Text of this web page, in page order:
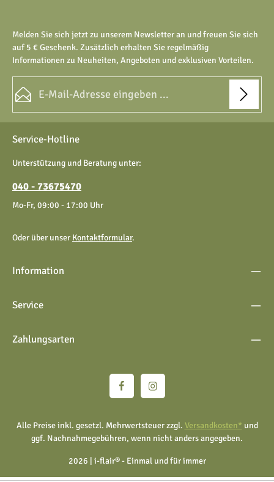
Melden Sie sich jetzt zu unserem Newsletter an und freuen Sie sich
auf 5 € Geschenk. Zusätzlich erhalten Sie regelmäßig
Informationen zu Neuheiten, Angeboten und exklusiven Vorteilen.
Datenschutz
Ich habe dieDatenschutzbestimmungen
genommen und dieAGBgelesen und bin mit ihnen
Die mit einem Stern (*) markierten Felder sind Pflichtfelder.
Service-Hotline
Unterstützung und Beratung unter:
040 - 73675470
Mo-Fr, 09:00 - 17:00 Uhr
Oder über unser Kontaktformular.
Information
Service
Zahlungsarten
2026 | i-flair® - Einmal und für immer
Alle Preise inkl. gesetzl. Mehrwertsteuer zzgl. Versandkosten* und
ggf. Nachnahmegebühren, wenn nicht anders angegeben.